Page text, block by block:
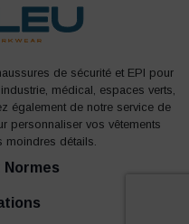
de sécurité et EPI pour
médical, espaces verts,
également de notre service de
personnaliser vos vêtements
détails.
Normes